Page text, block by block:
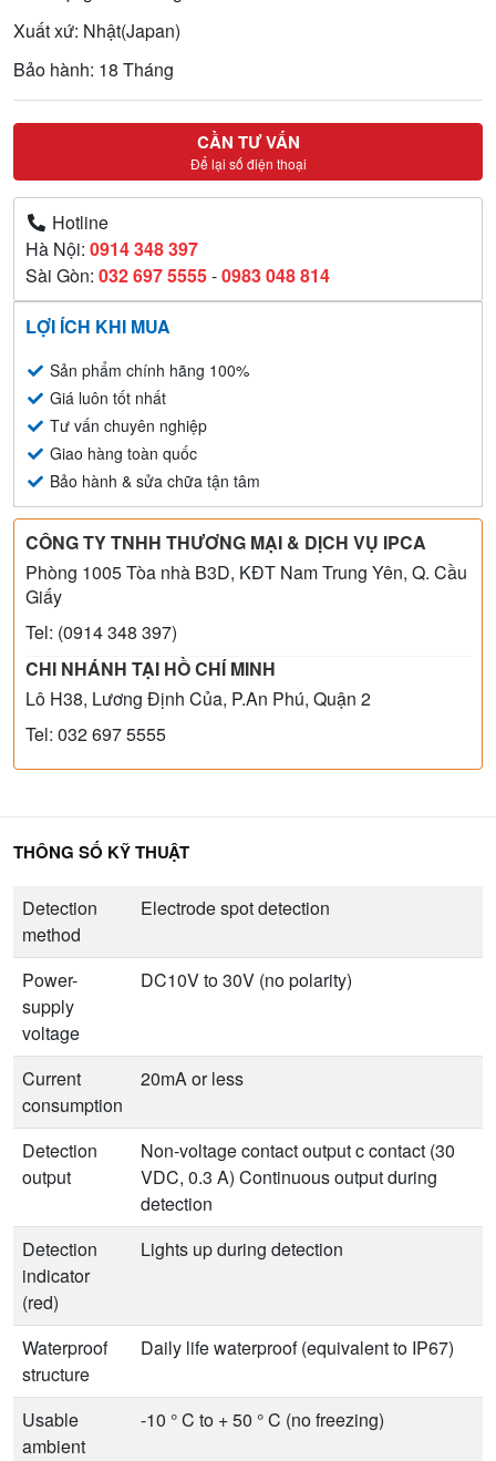
Xuất xứ: Nhật(Japan)
Bảo hành: 18 Tháng
CẦN TƯ VẤN
Để lại số điện thoại
Hotline
Hà Nội: 0914 348 397
Sài Gòn: 032 697 5555-0983 048 814
LỢI ÍCH KHI MUA
Sản phẩm chính hãng 100%
Giá luôn tốt nhất
Tư vấn chuyên nghiệp
Giao hàng toàn quốc
Bảo hành & sửa chữa tận tâm
CÔNG TY TNHH THƯƠNG MẠI & DỊCH VỤ IPCA
Phòng 1005 Tòa nhà B3D, KĐT Nam Trung Yên, Q. Cầu
Giấy
Tel: (0914 348 397)
CHI NHÁNH TẠI HỒ CHÍ MINH
Lô H38, Lương Định Của, P.An Phú, Quận 2
Tel: 032 697 5555
THÔNG SỐ KỸ THUẬT
Detection
method
Electrode spot detection
Power-
supply
voltage
DC10V to 30V (no polarity)
Current
consumption
20mA or less
Detection
output
Non-voltage contact output c contact (30
VDC, 0.3 A) Continuous output during
detection
Detection
indicator
(red)
Lights up during detection
Waterproof
structure
Daily life waterproof (equivalent to IP67)
Usable
ambient
-10 ° C to + 50 ° C (no freezing)